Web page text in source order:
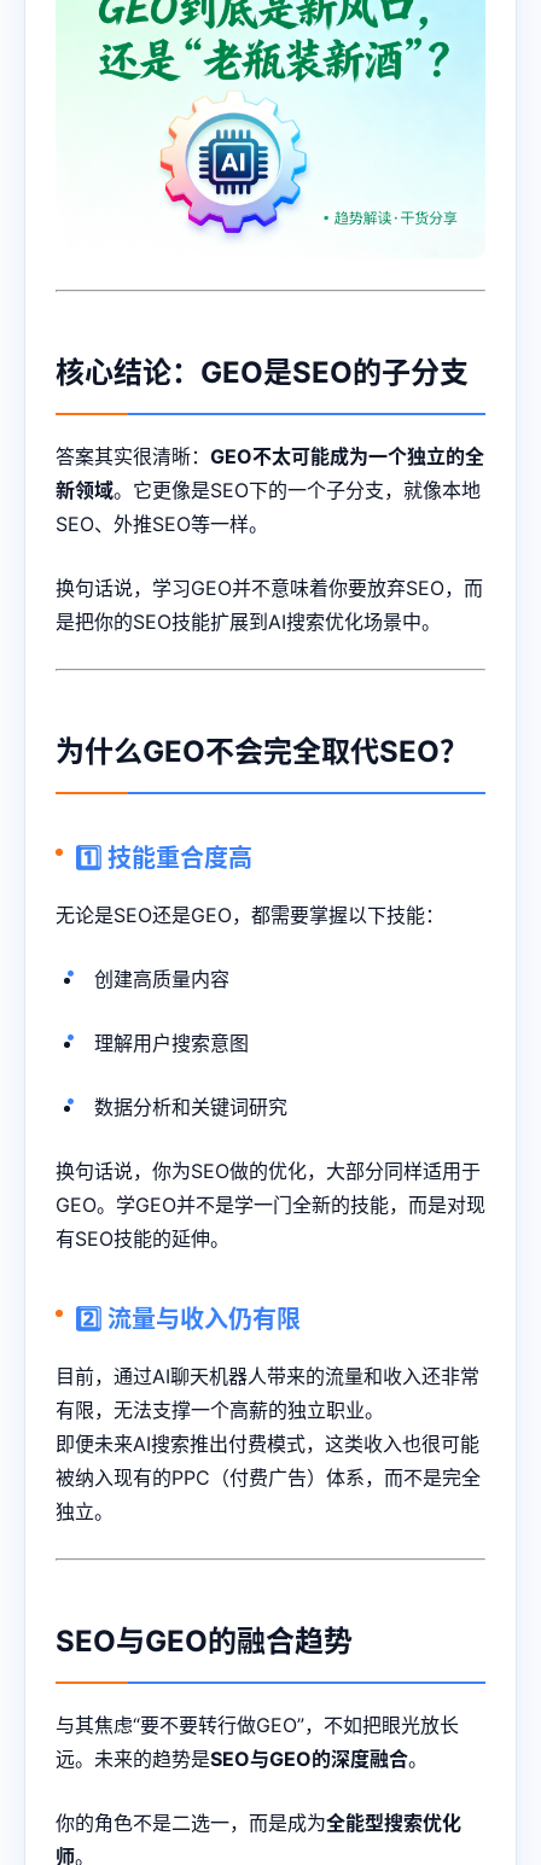
核心结论：GEO是SEO的子分支
答案其实很清晰： GEO不太可能成为一个独立的全
新领域。它更像是SEO下的一个子分支，就像本地
SEO、外推SEO等一样。
换句话说，学习GEO并不意味着你要放弃SEO，而
是把你的SEO技能扩展到AI搜索优化场景中。
为什么GEO不会完全取代SEO？
1️⃣ 技能重合度高
无论是SEO还是GEO，都需要掌握以下技能：
创建高质量内容
理解用户搜索意图
数据分析和关键词研究
换句话说，你为SEO做的优化，大部分同样适用于
GEO。学GEO并不是学一门全新的技能，而是对现
有SEO技能的延伸。
2️⃣ 流量与收入仍有限
目前，通过AI聊天机器人带来的流量和收入还非常
有限，无法支撑一个高薪的独立职业。
即便未来AI搜索推出付费模式，这类收入也很可能
被纳入现有的PPC（付费广告）体系，而不是完全
独立。
SEO与GEO的融合趋势
与其焦虑“要不要转行做GEO”，不如把眼光放长
远。未来的趋势是SEO与GEO的深度融合。
你的角色不是二选一，而是成为全能型搜索优化
师。